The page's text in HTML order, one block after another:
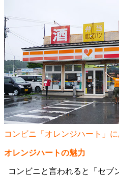
コンビニ「オレンジハート」に
オレンジハートの魅力
コンビニと言われると「セブ